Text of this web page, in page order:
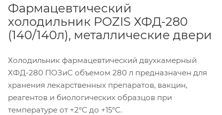
Фармацевтический
холодильник POZIS ХФД-280
(140/140л), металлические двери
Холодильник фармацевтический двухкамерный
ХФД-280 ПОЗиС объемом 280 л предназначен для
хранения лекарственных препаратов, вакцин,
реагентов и биологических образцов при
температуре от +2°С до +15°С.